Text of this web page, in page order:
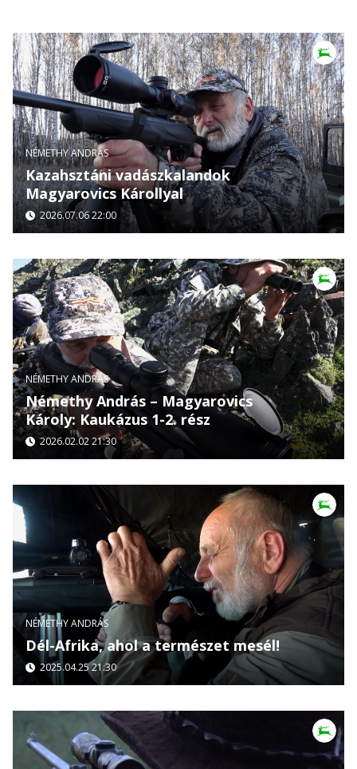
NÉMETHY ANDRÁS
Kazahsztáni vadászkalandok
Magyarovics Károllyal
2026.07.06 22:00
NÉMETHY ANDRÁS
Némethy András – Magyarovics
Károly: Kaukázus 1-2. rész
2026.02.02 21:30
NÉMETHY ANDRÁS
Dél-Afrika, ahol a természet mesél!
2025.04.25 21:30